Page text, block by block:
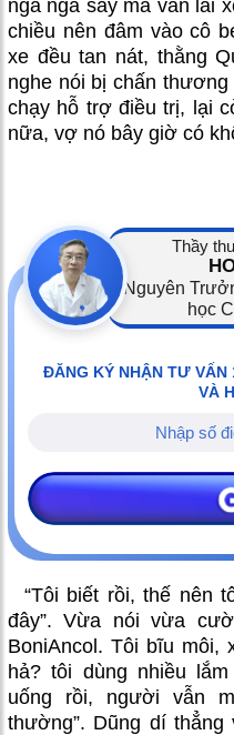
ngà ngà say mà vẫn lái
chiều nên đâm vào cô
xe đều tan nát, thằng
nghe nói bị chấn
chạy hỗ trợ điều trị, lại
nữa, vợ nó bây giờ có
Thầy
Nguyên
học
ĐĂNG KÝ NHẬN TƯ VẤN
VÀ
“Tôi biết rồi, thế nên
đây”. Vừa nói vừa
BoniAncol. Tôi bĩu môi,
hả? tôi dùng nhiều
uống rồi, người vẫn
thường”. Dũng dí thẳng